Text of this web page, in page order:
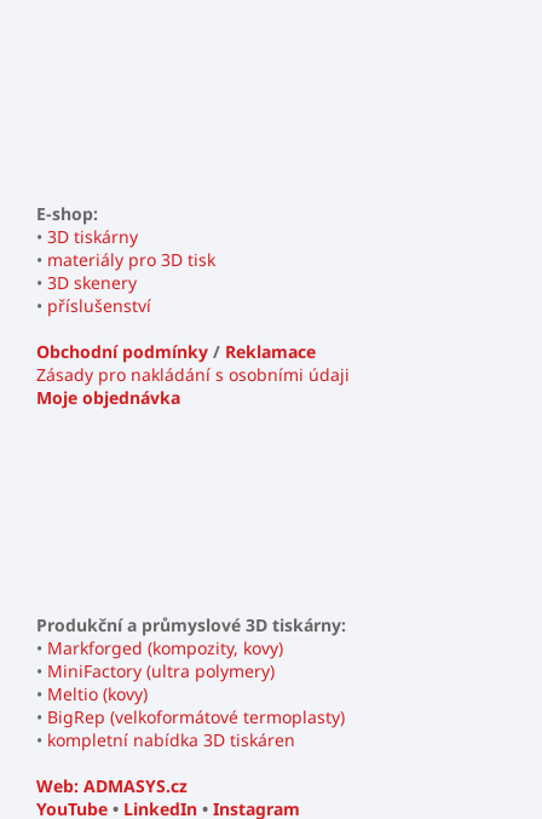
E-shop:
• 3D tiskárny
• materiály pro 3D tisk
• 3D skenery
• příslušenství
Obchodní podmínky / Reklamace
Zásady pro nakládání s osobními údaji
Moje objednávka
Produkční a průmyslové 3D tiskárny:
• Markforged (kompozity, kovy)
• MiniFactory (ultra polymery)
• Meltio (kovy)
• BigRep (velkoformátové termoplasty)
• kompletní nabídka 3D tiskáren
Web: ADMASYS.cz
YouTube • LinkedIn • Instagram